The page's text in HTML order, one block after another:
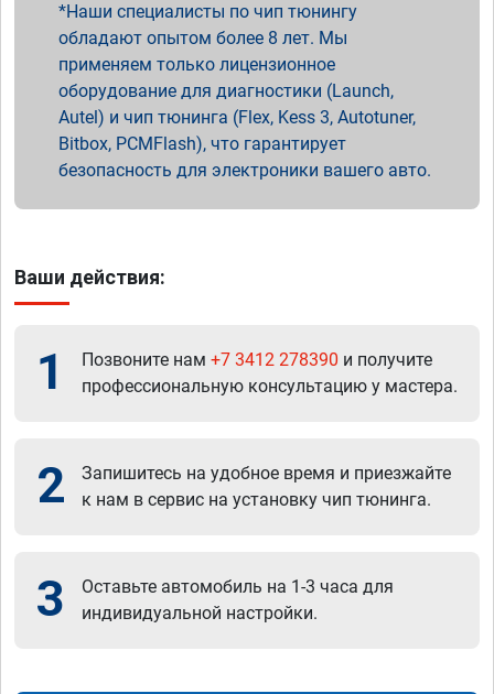
Наши специалисты по чип тюнингу
обладают опытом более 8 лет. Мы
применяем только лицензионное
оборудование для диагностики (Launch,
Autel) и чип тюнинга (Flex, Kess 3, Autotuner,
Bitbox, PCMFlash), что гарантирует
безопасность для электроники вашего авто.
Ваши действия:
1 Позвоните нам +7 3412 278390 и получите
профессиональную консультацию у мастера.
2
Запишитесь на удобное время и приезжайте
к нам в сервис на установку чип тюнинга.
3
Оставьте автомобиль на 1-3 часа для
индивидуальной настройки.